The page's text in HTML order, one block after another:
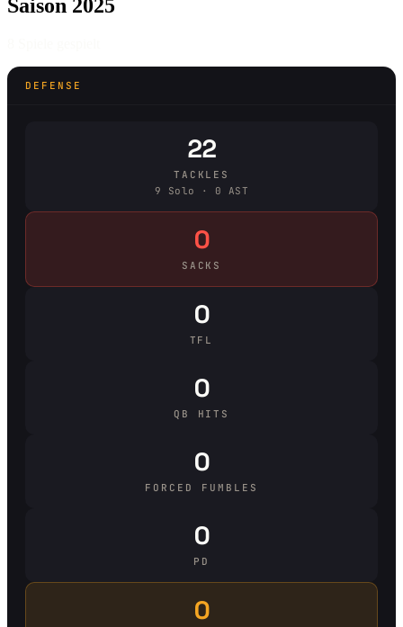
Saison 2025
DEFENSE
22
TACKLES
9 Solo · 0 AST
0
SACKS
0
TFL
0
QB HITS
0
FORCED FUMBLES
0
PD
0